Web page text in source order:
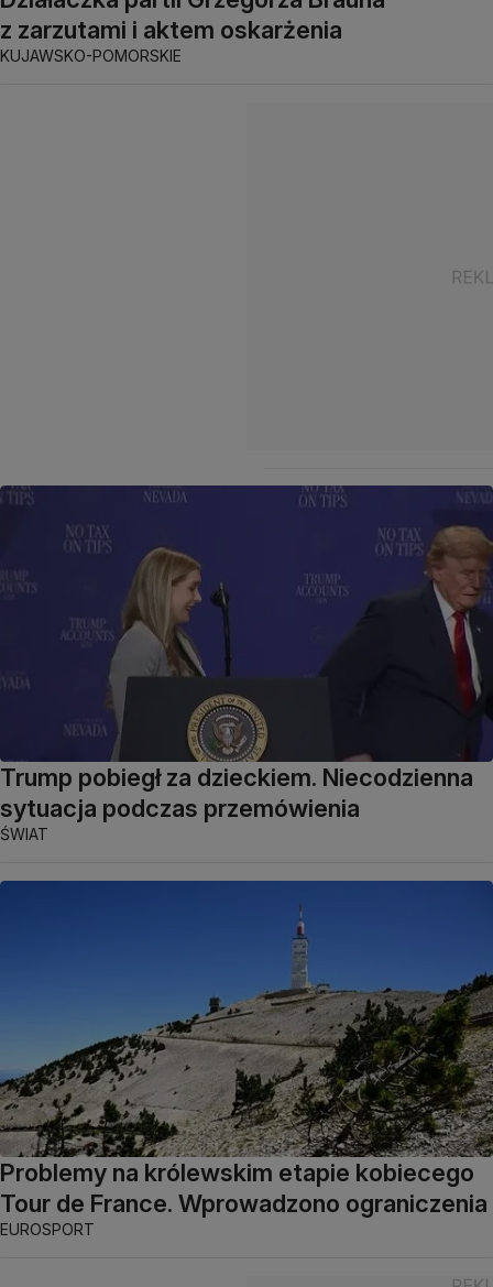
z zarzutami i aktem oskarżenia
KUJAWSKO-POMORSKIE
Trump pobiegł za dzieckiem. Niecodzienna
sytuacja podczas przemówienia
ŚWIAT
Problemy na królewskim etapie kobiecego
Tour de France. Wprowadzono ograniczenia
EUROSPORT